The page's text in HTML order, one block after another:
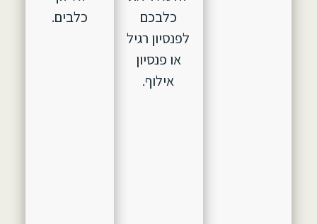
כלבכם
לפנסיון רגיל
או פנסיון
אילוף.
כלבים.